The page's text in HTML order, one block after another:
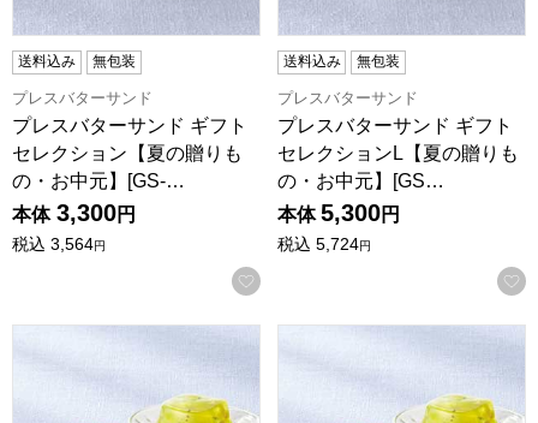
送料込み 無包装
プレスバターサンド
プレスバターサンド ギフト
セレクション【夏の贈りも
の・お中元】[GS-…
本体 3,300円
税込 3,564円
お気に入りに登録する
送料込み 無包装
プレスバターサンド
プレスバターサンド ギフト
セレクションL【夏の贈りも
の・お中元】[GS…
本体 5,300円
税込 5,724円